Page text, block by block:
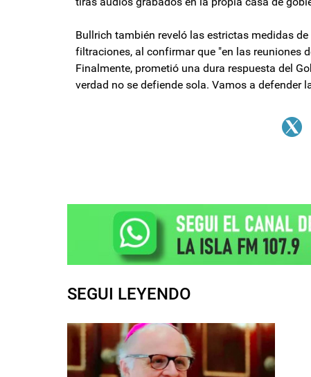
Bullrich también reveló las estrictas medidas
filtraciones, al confirmar que "en las reuniones
Finalmente, prometió una dura respuesta del
verdad no se defiende sola. Vamos a defender
SEGUI LEYENDO